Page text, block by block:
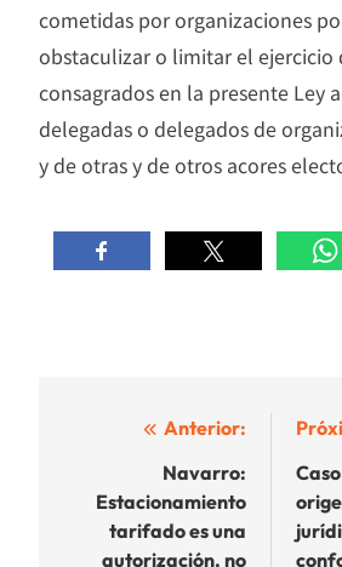
cometidas por organizaciones
obstaculizar o limitar el ejercicio
consagrados en la presente Ley
delegadas o delegados de
y de otras y de otros acores
Navegación
entradas
Anterior:
Navarro:
Estacionamiento
tarifado es una
autorización, no